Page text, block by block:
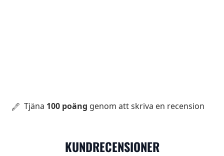
Tjäna 100 poäng genom att skriva en recension
KUNDRECENSIONER